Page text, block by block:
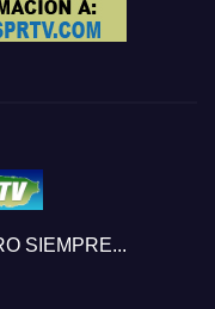
SIEMPRE...